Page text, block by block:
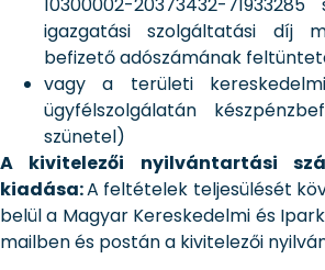
igazgatási szolgáltatási díj
befizető adószámának
vagy a területi
ügyfélszolgálatán
szünetel)
A kivitelezői nyilvántartási
kiadása:A feltételek teljesülését
belül a Magyar Kereskedelmi és
mailben és postán a kivitelezői